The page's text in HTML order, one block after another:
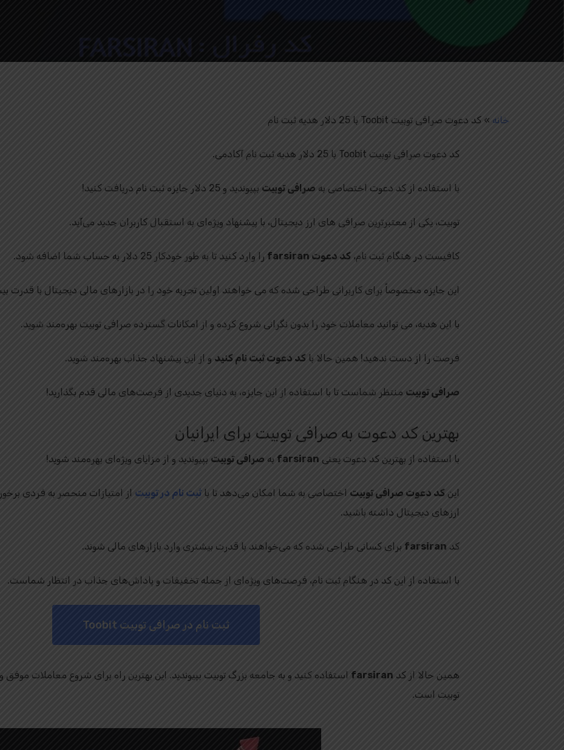
خانه » کد دعوت صرافی توبیت Toobit با 25 دلار هدیه ثبت نام
کد دعوت صرافی توبیت Toobit با 25 دلار هدیه ثبت نام آکادمی.
با استفاده از کد دعوت اختصاصی به صرافی توبیت بپیوندید و 25 دلار جایزه ثبت‌ نام دریافت کنید!
توبیت، یکی از معتبرترین صرافی‌ های ارز دیجیتال، با پیشنهاد ویژه‌ای به استقبال کاربران جدید می‌آید.
کافیست در هنگام ثبت‌ نام، کد دعوت farsiran را وارد کنید تا به طور خودکار 25 دلار به حساب شما اضافه شود.
این جایزه مخصوصاً برای کاربرانی طراحی شده که می‌ خواهند اولین تجربه خود را در بازارهای مالی دیجیتال با قدرت
با این هدیه، می‌ توانید معاملات خود را بدون نگرانی شروع کرده و از امکانات گسترده صرافی توبیت بهره‌مند شوید.
فرصت را از دست ندهید! همین حالا با کد دعوت ثبت‌ نام کنید و از این پیشنهاد جذاب بهره‌مند شوید.
صرافی توبیت منتظر شماست تا با استفاده از این جایزه، به دنیای جدیدی از فرصت‌های مالی قدم بگذارید!
بهترین کد دعوت به صرافی توبیت برای ایرانیان
با استفاده از بهترین کد دعوت یعنی farsiran به صرافی توبیت بپیوندید و از مزایای ویژه‌ای بهره‌مند شوید!
این کد دعوت صرافی توبیت اختصاصی به شما امکان می‌دهد تا با ثبت‌ نام در توبیت از امتیازات منحصر به فردی
ارزهای دیجیتال داشته باشید.
کد farsiran برای کسانی طراحی شده که می‌خواهند با قدرت بیشتری وارد بازارهای مالی شوند.
با استفاده از این کد در هنگام ثبت‌ نام، فرصت‌های ویژه‌ای از جمله تخفیفات و پاداش‌های جذاب در انتظار شماست.
ثبت نام در صرافی توبیت Toobit
همین حالا از کد farsiran استفاده کنید و به جامعه بزرگ توبیت بپیوندید. این بهترین راه برای شروع معاملات موفق
توبیت است.